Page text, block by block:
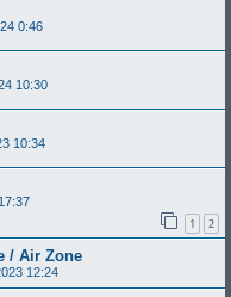
0:46
10:30
10:34
1 2
/ Air Zone
12:24